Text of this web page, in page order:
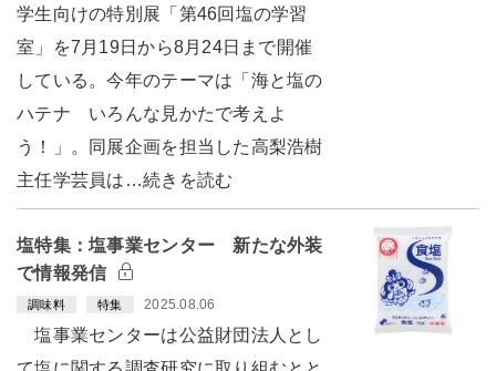
学生向けの特別展「第46回塩の学習
室」を7月19日から8月24日まで開催
している。今年のテーマは「海と塩の
ハテナ いろんな見かたで考えよ
う！」。同展企画を担当した高梨浩樹
主任学芸員は…続きを読む
塩特集：塩事業センター 新たな外装
で情報発信
調味料 特集 2025.08.06
塩事業センターは公益財団法人とし